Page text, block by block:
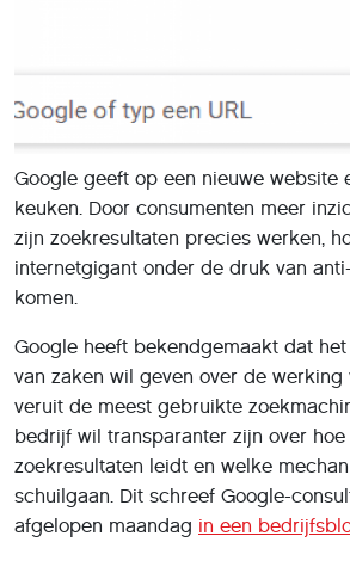
Google geeft op een nieuwe website
keuken. Door consumenten meer
zijn zoekresultaten precies werken,
internetgigant onder de druk van
komen.
Google heeft bekendgemaakt dat
van zaken wil geven over de werking
veruit de meest gebruikte
bedrijf wil transparanter zijn over
zoekresultaten leidt en welke
schuilgaan. Dit schreef Google-
afgelopen maandag in een